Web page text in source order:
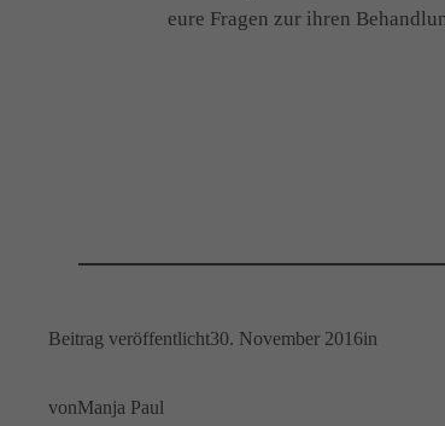
eure Fragen zur ihren
Beitrag veröffentlicht30. November 2016in
vonManja Paul